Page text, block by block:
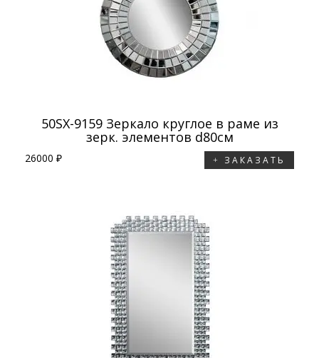
50SX-9159 Зеркало круглое в раме из
зерк. элементов d80см
26000 ₽ ЗАКАЗАТЬ